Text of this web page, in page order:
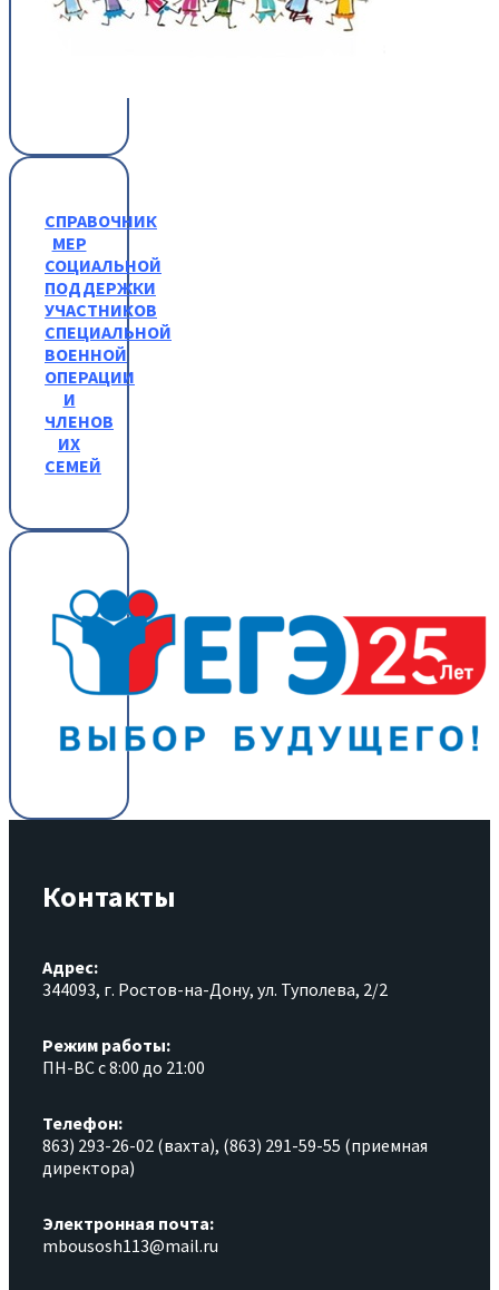
СПРАВОЧНИК
МЕР
СОЦИАЛЬНОЙ
ПОДДЕРЖКИ
УЧАСТНИКОВ
СПЕЦИАЛЬНОЙ
ВОЕННОЙ
ОПЕРАЦИИ
И
ЧЛЕНОВ
ИХ
СЕМЕЙ
Контакты
Адрес:
344093, г. Ростов-на-Дону, ул. Туполева, 2/2
Режим работы:
ПН-ВС с 8:00 до 21:00
Телефон:
863) 293-26-02 (вахта), (863) 291-59-55 (приемная
директора)
Электронная почта:
mbousosh113@mail.ru